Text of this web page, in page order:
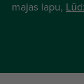
majas lapu,